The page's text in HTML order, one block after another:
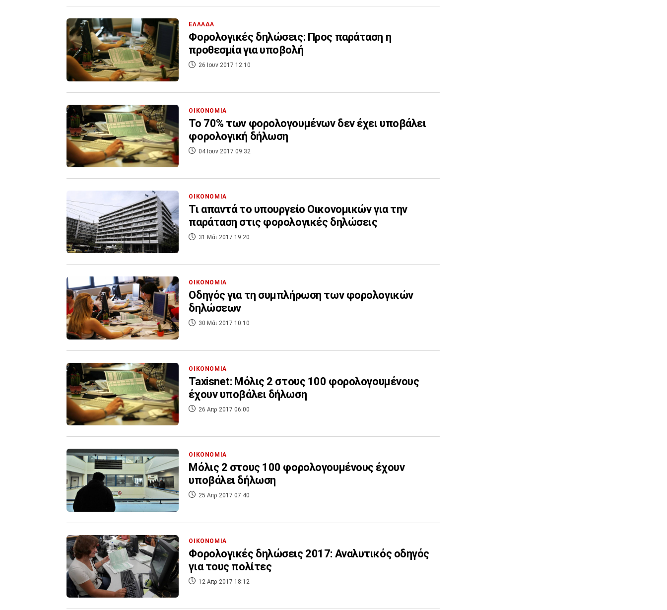
ΕΛΛΑΔΑ
Φορολογικές δηλώσεις: Προς παράταση η
προθεσμία για υποβολή
26 Ιουν 2017 12:10
ΟΙΚΟΝΟΜΙΑ
Το 70% των φορολογουμένων δεν έχει υποβάλει
φορολογική δήλωση
04 Ιουν 2017 09:32
ΟΙΚΟΝΟΜΙΑ
Τι απαντά το υπουργείο Οικονομικών για την
παράταση στις φορολογικές δηλώσεις
31 Μάι 2017 19:20
ΟΙΚΟΝΟΜΙΑ
Οδηγός για τη συμπλήρωση των φορολογικών
δηλώσεων
30 Μάι 2017 10:10
ΟΙΚΟΝΟΜΙΑ
Taxisnet: Μόλις 2 στους 100 φορολογουμένους
έχουν υποβάλει δήλωση
26 Απρ 2017 06:00
ΟΙΚΟΝΟΜΙΑ
Μόλις 2 στους 100 φορολογουμένους έχουν
υποβάλει δήλωση
25 Απρ 2017 07:40
ΟΙΚΟΝΟΜΙΑ
Φορολογικές δηλώσεις 2017: Αναλυτικός οδηγός
για τους πολίτες
12 Απρ 2017 18:12